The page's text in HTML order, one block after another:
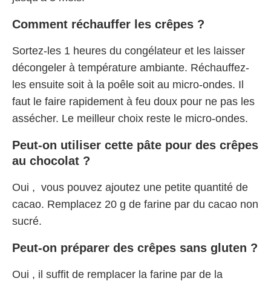
Comment réchauffer les crêpes ?
Sortez-les 1 heures du congélateur et les laisser
décongeler à température ambiante. Réchauffez-
les ensuite soit à la poêle soit au micro-ondes. Il
faut le faire rapidement à feu doux pour ne pas les
assécher. Le meilleur choix reste le micro-ondes.
Peut-on utiliser cette pâte pour des crêpes
au chocolat ?
Oui , vous pouvez ajoutez une petite quantité de
cacao. Remplacez 20 g de farine par du cacao non
sucré.
Peut-on préparer des crêpes sans gluten ?
Oui , il suffit de remplacer la farine par de la